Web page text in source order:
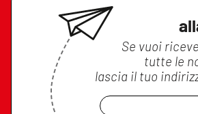
Se vuoi
tutte le
lascia il tuo